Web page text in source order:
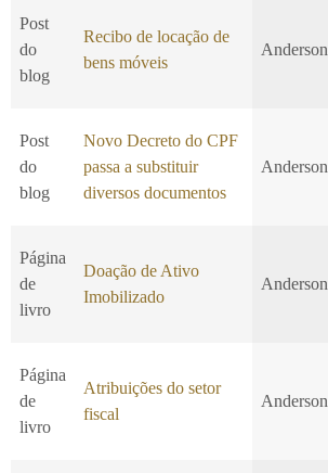
Post
do
blog
Recibo de locação de
bens móveis
Anderson
Post
do
blog
Novo Decreto do CPF
passa a substituir
diversos documentos
Anderson
Página
de
livro
Doação de Ativo
Imobilizado
Anderson
Página
de
livro
Atribuições do setor
fiscal
Anderson